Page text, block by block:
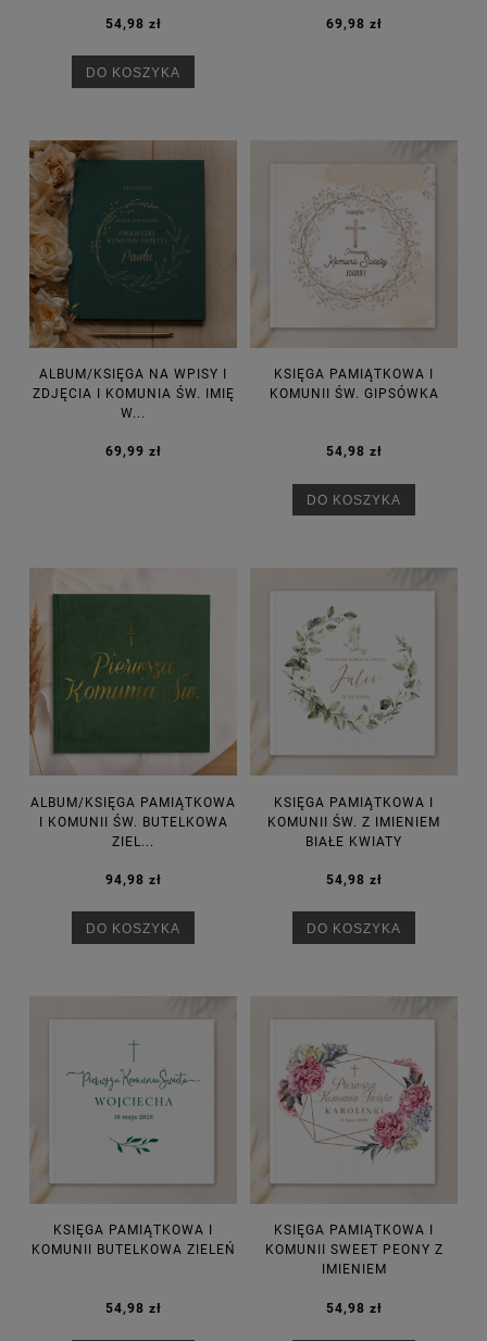
54,98 zł
DO KOSZYKA
69,98 zł
ALBUM/KSIĘGA NA WPISY I
ZDJĘCIA I KOMUNIA ŚW. IMIĘ
W...
69,99 zł
KSIĘGA PAMIĄTKOWA I
KOMUNII ŚW. GIPSÓWKA
54,98 zł
DO KOSZYKA
ALBUM/KSIĘGA PAMIĄTKOWA
I KOMUNII ŚW. BUTELKOWA
ZIEL...
94,98 zł
DO KOSZYKA
KSIĘGA PAMIĄTKOWA I
KOMUNII ŚW. Z IMIENIEM
BIAŁE KWIATY
54,98 zł
DO KOSZYKA
KSIĘGA PAMIĄTKOWA I
KOMUNII BUTELKOWA ZIELEŃ
54,98 zł
KSIĘGA PAMIĄTKOWA I
KOMUNII SWEET PEONY Z
IMIENIEM
54,98 zł